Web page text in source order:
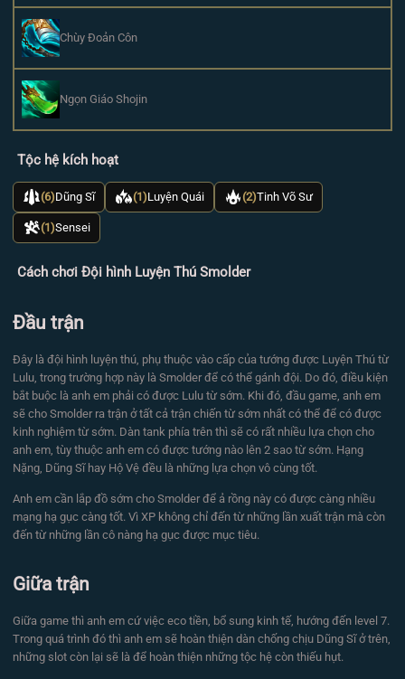
Chùy Đoản Côn
Ngọn Giáo Shojin
Tộc hệ kích hoạt
(6)Dũng Sĩ (1)Luyện Quái (2)Tinh Võ Sư
(1)Sensei
Cách chơi Đội hình Luyện Thú Smolder
Đầu trận
Đây là đội hình luyện thú, phụ thuộc vào cấp của tướng được Luyện Thú từ
Lulu, trong trường hợp này là Smolder để có thể gánh đội. Do đó, điều kiện
bắt buộc là anh em phải có được Lulu từ sớm. Khi đó, đầu game, anh em
sẽ cho Smolder ra trận ở tất cả trận chiến từ sớm nhất có thể để có được
kinh nghiệm từ sớm. Dàn tank phía trên thì sẽ có rất nhiều lựa chọn cho
anh em, tùy thuộc anh em có được tướng nào lên 2 sao từ sớm. Hạng
Nặng, Dũng Sĩ hay Hộ Vệ đều là những lựa chọn vô cùng tốt.
Anh em cần lắp đồ sớm cho Smolder để ả rồng này có được càng nhiều
mạng hạ gục càng tốt. Vì XP không chỉ đến từ những lần xuất trận mà còn
đến từ những lần cô nàng hạ gục được mục tiêu.
Giữa trận
Giữa game thì anh em cứ việc eco tiền, bổ sung kinh tế, hướng đến level 7.
Trong quá trình đó thì anh em sẽ hoàn thiện dàn chống chịu Dũng Sĩ ở trên,
những slot còn lại sẽ là để hoàn thiện những tộc hệ còn thiếu hụt.